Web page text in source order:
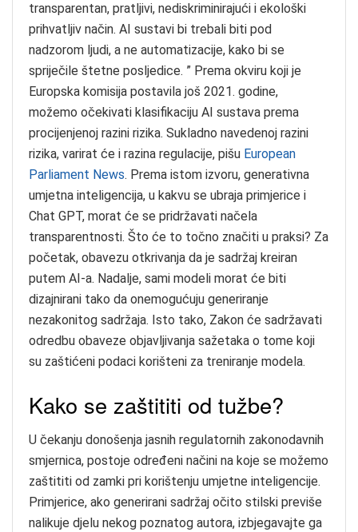
transparentan, pratljivi, nediskriminirajući i ekološki
prihvatljiv način. AI sustavi bi trebali biti pod
nadzorom ljudi, a ne automatizacije, kako bi se
spriječile štetne posljedice. ” Prema okviru koji je
Europska komisija postavila još 2021. godine,
možemo očekivati klasifikaciju AI sustava prema
procijenjenoj razini rizika. Sukladno navedenoj razini
rizika, varirat će i razina regulacije, pišu European
Parliament News. Prema istom izvoru, generativna
umjetna inteligencija, u kakvu se ubraja primjerice i
Chat GPT, morat će se pridržavati načela
transparentnosti. Što će to točno značiti u praksi? Za
početak, obavezu otkrivanja da je sadržaj kreiran
putem AI-a. Nadalje, sami modeli morat će biti
dizajnirani tako da onemogućuju generiranje
nezakonitog sadržaja. Isto tako, Zakon će sadržavati
odredbu obaveze objavljivanja sažetaka o tome koji
su zaštićeni podaci korišteni za treniranje modela.
Kako se zaštititi od tužbe?
U čekanju donošenja jasnih regulatornih zakonodavnih
smjernica, postoje određeni načini na koje se možemo
zaštititi od zamki pri korištenju umjetne inteligencije.
Primjerice, ako generirani sadržaj očito stilski previše
nalikuje djelu nekog poznatog autora, izbjegavajte ga